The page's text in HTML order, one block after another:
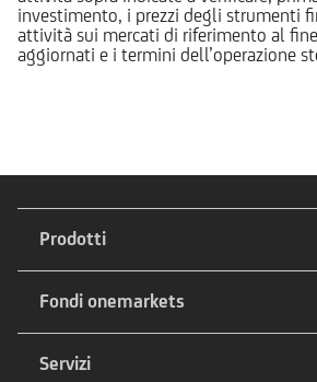
investimento, i prezzi degli strumenti
attività sui mercati di riferimento al
aggiornati e i termini dell’operazione
Prodotti
Fondi onemarkets
Servizi